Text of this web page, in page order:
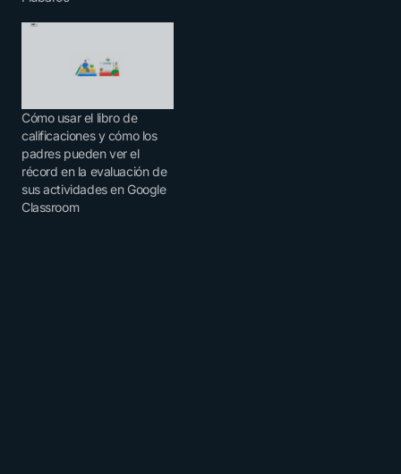
Cómo usar el libro de
calificaciones y cómo los
padres pueden ver el
récord en la evaluación de
sus actividades en Google
Classroom